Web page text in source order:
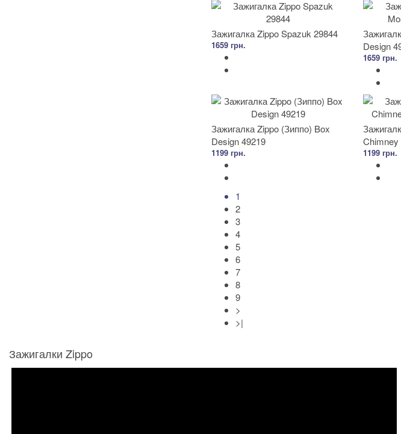
Зажигалка Zippo Spazuk 29844
1659 грн.
Design
1659 грн.
Зажигалка Zippo (Зиппо) Box
Design 49219
1199 грн.
Chimney
1199 грн.
1
2
3
4
5
6
7
8
9
>
>|
Зажигалки Zippo